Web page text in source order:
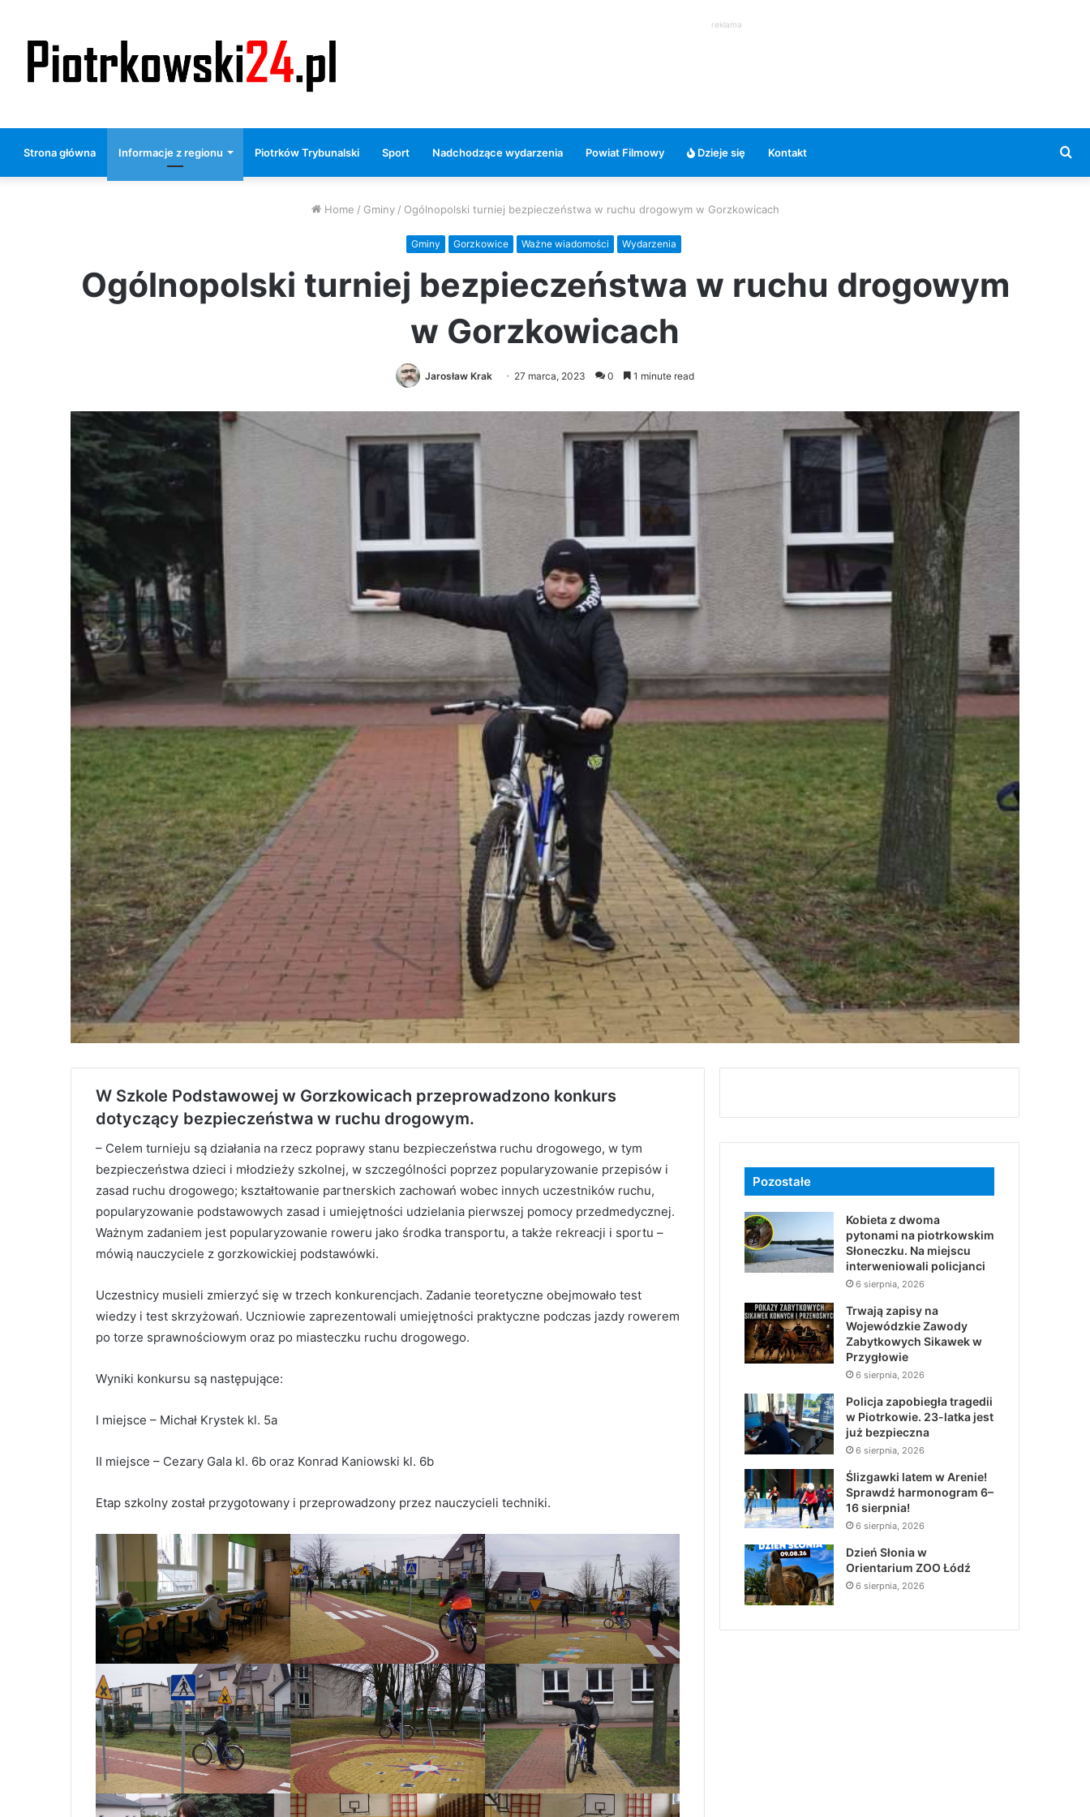
reklama
Strona główna Informacje z regionu Piotrków Trybunalski Sport Nadchodzące wydarzenia Powiat Filmowy Dzieje się Kontakt
Home / Gminy / Ogólnopolski turniej bezpieczeństwa w ruchu drogowym w Gorzkowicach
Gminy Gorzkowice Ważne wiadomości Wydarzenia
Ogólnopolski turniej bezpieczeństwa w ruchu drogowym
w Gorzkowicach
Jarosław Krak 27 marca, 2023 0 1 minute read
W Szkole Podstawowej w Gorzkowicach przeprowadzono konkurs
dotyczący bezpieczeństwa w ruchu drogowym.
– Celem turnieju są działania na rzecz poprawy stanu bezpieczeństwa ruchu drogowego, w tym
bezpieczeństwa dzieci i młodzieży szkolnej, w szczególności poprzez popularyzowanie przepisów i
zasad ruchu drogowego; kształtowanie partnerskich zachowań wobec innych uczestników ruchu,
popularyzowanie podstawowych zasad i umiejętności udzielania pierwszej pomocy przedmedycznej.
Ważnym zadaniem jest popularyzowanie roweru jako środka transportu, a także rekreacji i sportu –
mówią nauczyciele z gorzkowickiej podstawówki.
Uczestnicy musieli zmierzyć się w trzech konkurencjach. Zadanie teoretyczne obejmowało test
wiedzy i test skrzyżowań. Uczniowie zaprezentowali umiejętności praktyczne podczas jazdy rowerem
po torze sprawnościowym oraz po miasteczku ruchu drogowego.
Wyniki konkursu są następujące:
I miejsce – Michał Krystek kl. 5a
II miejsce – Cezary Gala kl. 6b oraz Konrad Kaniowski kl. 6b
Etap szkolny został przygotowany i przeprowadzony przez nauczycieli techniki.
Pozostałe
Kobieta z dwoma
pytonami na piotrkowskim
Słoneczku. Na miejscu
interweniowali policjanci
6 sierpnia, 2026
Trwają zapisy na
Wojewódzkie Zawody
Zabytkowych Sikawek w
Przygłowie
6 sierpnia, 2026
Policja zapobiegła tragedii
w Piotrkowie. 23-latka jest
już bezpieczna
6 sierpnia, 2026
Ślizgawki latem w Arenie!
Sprawdź harmonogram 6–
16 sierpnia!
6 sierpnia, 2026
Dzień Słonia w
Orientarium ZOO Łódź
6 sierpnia, 2026